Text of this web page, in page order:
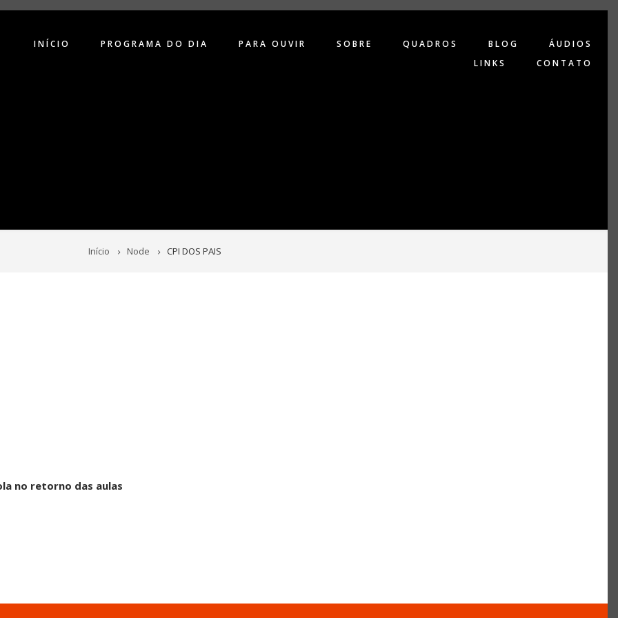
INÍCIO PROGRAMA DO DIA PARA OUVIR SOBRE QUADROS BLOG
ÁUDIOS
LINKS
CONTATO
Início Node CPI DOS PAIS
no retorno das aulas